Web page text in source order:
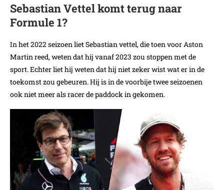
Sebastian Vettel komt terug naar
Formule 1?
In het 2022 seizoen liet Sebastian vettel, die toen voor Aston
Martin reed, weten dat hij vanaf 2023 zou stoppen met de
sport. Echter liet hij weten dat hij niet zeker wist wat er in de
toekomst zou gebeuren. Hij is in de voorbije twee seizoenen
ook niet meer als racer de paddock in gekomen.